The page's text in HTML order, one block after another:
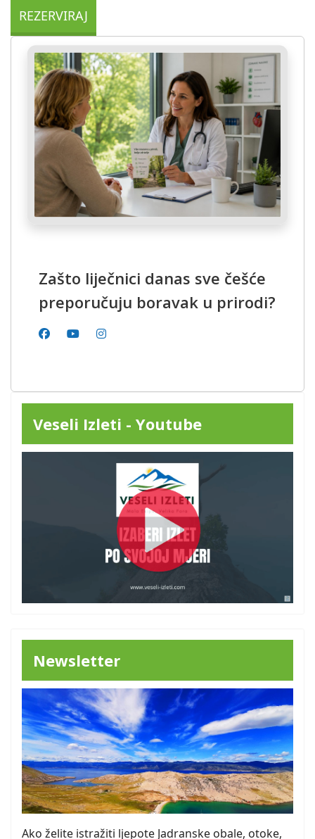
Zašto liječnici danas sve češće
preporučuju boravak u prirodi?
Veseli Izleti - Youtube
Newsletter
Ako želite istražiti ljepote Jadranske obale, otoke,